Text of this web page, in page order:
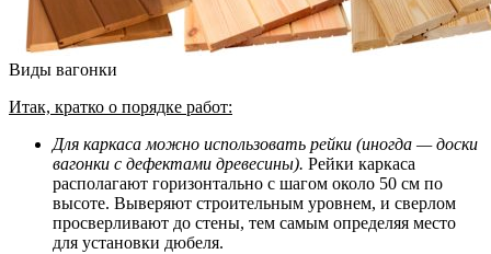
Виды вагонки
Итак, кратко о порядке работ:
Для каркаса можно использовать рейки (иногда — доски
вагонки с дефектами древесины). Рейки каркаса
располагают горизонтально с шагом около 50 см по
высоте. Выверяют строительным уровнем, и сверлом
просверливают до стены, тем самым определяя место
для установки дюбеля.